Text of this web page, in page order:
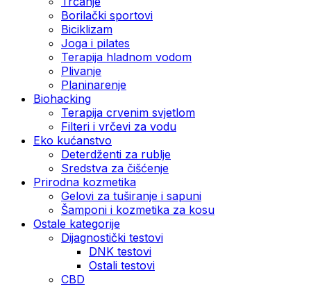
Borilački sportovi
Biciklizam
Joga i pilates
Terapija hladnom vodom
Plivanje
Planinarenje
Biohacking
Terapija crvenim svjetlom
Filteri i vrčevi za vodu
Eko kućanstvo
Deterdženti za rublje
Sredstva za čišćenje
Prirodna kozmetika
Gelovi za tuširanje i sapuni
Šamponi i kozmetika za kosu
Ostale kategorije
Dijagnostički testovi
DNK testovi
Ostali testovi
CBD